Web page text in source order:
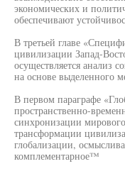
экономических и
обеспечивают
В третьей главе
цивилизации Запад-
осуществляется анализ
на основе выделенного
В первом параграфе
пространственно-
синхронизации
трансформации
глобализации,
комплементарное™